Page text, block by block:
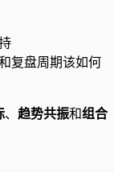
复盘周期该如何
、 趋势共振和组合